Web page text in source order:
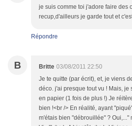
je suis comme toi j'adore faire des
recup,d'ailleurs je garde tout et
Répondre
B Britte 03/08/2011 22:50
Je te quitte (par écrit), et, je viens
déco. j'ai presque tout vu ! Mais, je
en papier (1 fois de plus !) Je
bien !<br /> En réalité, ayant
m'étais bien "débrouillée" ? Oui,..."